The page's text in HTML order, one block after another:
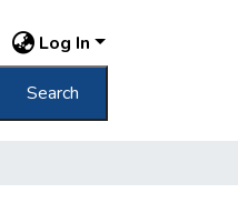
Log In
Search